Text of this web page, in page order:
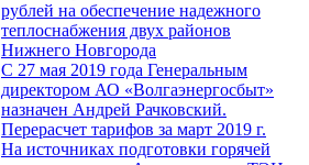
рублей на обеспечение надежного
теплоснабжения двух районов
Нижнего Новгорода
С 27 мая 2019 года Генеральным
директором АО «Волгаэнергосбыт»
назначен Андрей Рачковский.
Перерасчет тарифов за март 2019 г.
На источниках подготовки горячей